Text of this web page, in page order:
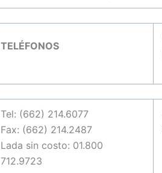
TELÉFONOS
Tel: (662) 214.6077
Fax: (662) 214.2487
Lada sin costo: 01.800
712.9723